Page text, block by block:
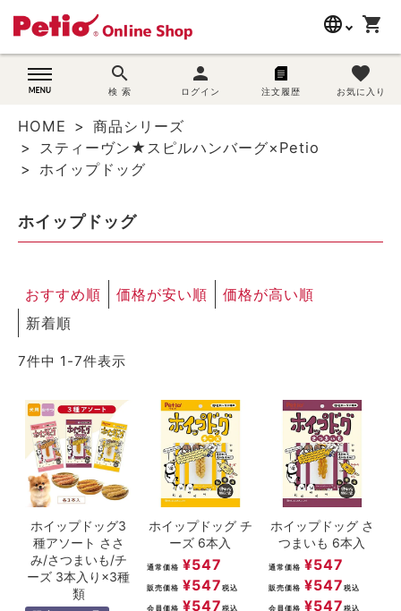
language
wovn-lang-name
shopping_cart
search
検 索
person
ログイン 注文履歴
favorite
お気に入り
search
猫用品
ブランド別に探す
目的別に探す
SNS
ご利用案内
ACCOUNT MENU
ようこそ ゲスト 様
meeting_room ログイン person 新規会員登録
HOME
商品シリーズ
スティーヴン★スピルハンバーグ×Petio
ホイップドッグ
ホイップドッグ
おすすめ順 価格が安い順
価格が高い順
新着順
7件中 1 -7件表示
ホイップドッグ3
種アソート ささ
み/さつまいも/チ
ーズ 3本入り×3種
類
ホイップドッグ チ
ーズ 6本入
通常価格 ¥547
販売価格 ¥547 税込
会員価格 ¥547 税込
ホイップドッグ さ
つまいも 6本入
通常価格 ¥547
販売価格 ¥547 税込
会員価格 ¥547 税込